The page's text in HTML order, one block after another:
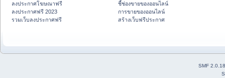
ลงประกาศโฆษณาฟรี
ลงประกาศฟรี 2023
รวมเว็บลงประกาศฟรี
ชี้ช่องขายของออนไลน์
การขายของออนไลน์
สร้างเว็บฟรีประกาศ
SMF 2.0.18